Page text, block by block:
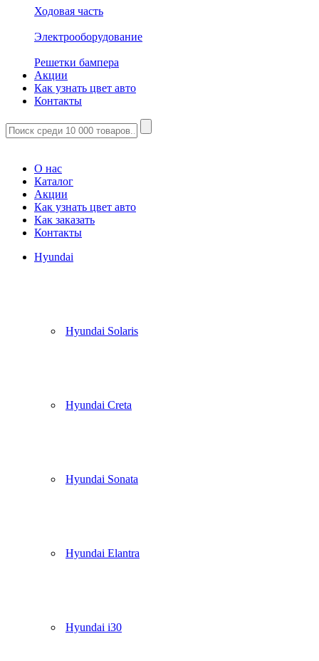
Ходовая часть
Электрооборудование
Решетки бампера
Акции
Как узнать цвет авто
Контакты
О нас
Каталог
Акции
Как узнать цвет авто
Как заказать
Контакты
Hyundai
Hyundai Solaris
Hyundai Creta
Hyundai Sonata
Hyundai Elantra
Hyundai i30